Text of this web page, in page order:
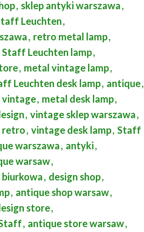
, sklep antyki warszawa,
Leuchten,
, retro metal lamp,
Staff Leuchten lamp,
, metal vintage lamp,
Leuchten desk lamp, antique,
vintage, metal desk lamp,
, vintage sklep warszawa,
retro, vintage desk lamp, Staff
warszawa, antyki,
warsaw,
, design shop,
, antique shop warsaw,
store,
, antique store warsaw,